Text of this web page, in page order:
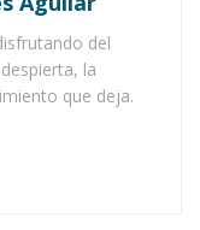
del
la
que deja.